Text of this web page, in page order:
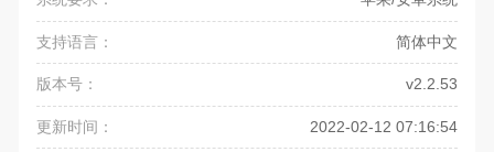
支持语言： 简体中文
版本号： v2.2.53
更新时间： 2022-02-12 07:16:54